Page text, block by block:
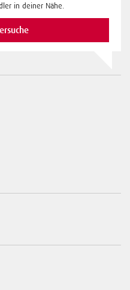
in deiner Nähe.